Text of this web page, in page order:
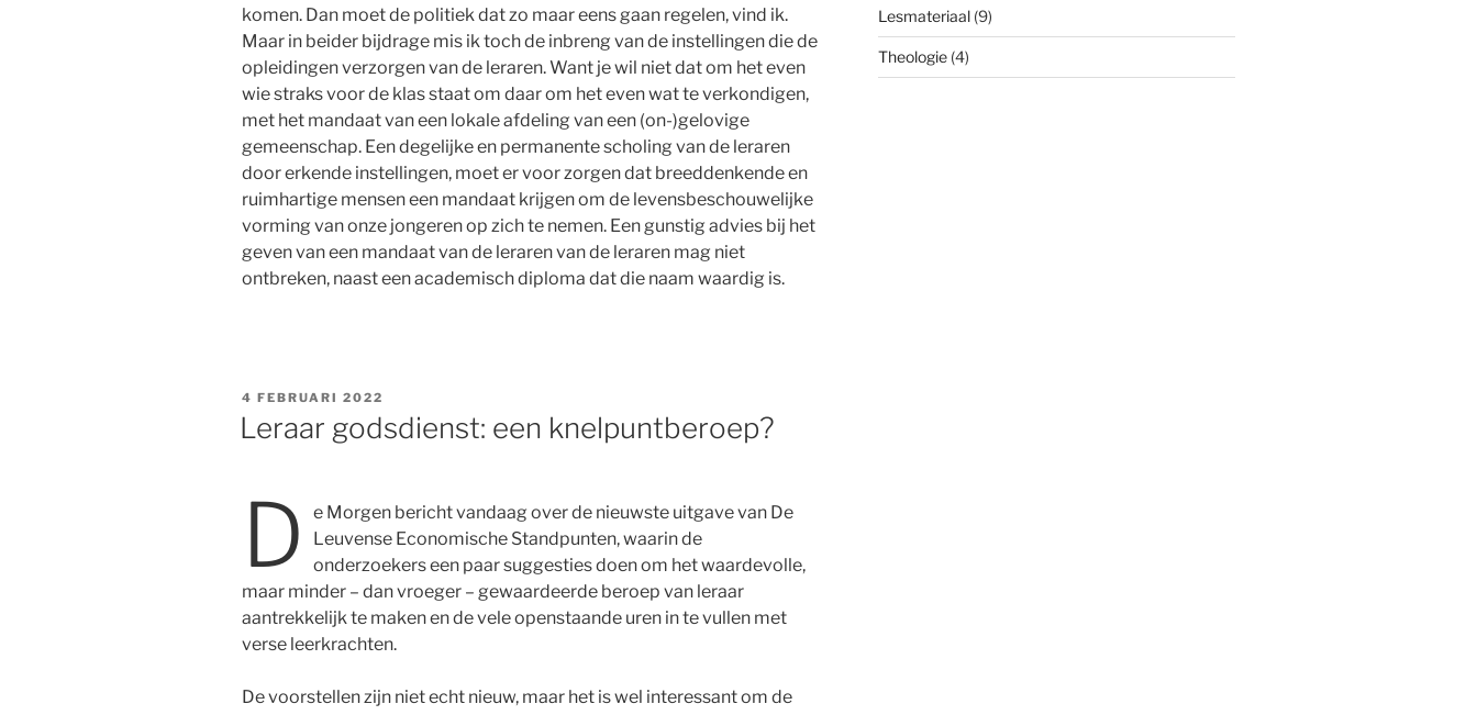
komen. Dan moet de politiek dat zo maar eens gaan regelen, vind ik.
Maar in beider bijdrage mis ik toch de inbreng van de instellingen die de
opleidingen verzorgen van de leraren. Want je wil niet dat om het even
wie straks voor de klas staat om daar om het even wat te verkondigen,
met het mandaat van een lokale afdeling van een (on-)gelovige
gemeenschap. Een degelijke en permanente scholing van de leraren
door erkende instellingen, moet er voor zorgen dat breeddenkende en
ruimhartige mensen een mandaat krijgen om de levensbeschouwelijke
vorming van onze jongeren op zich te nemen. Een gunstig advies bij het
geven van een mandaat van de leraren van de leraren mag niet
ontbreken, naast een academisch diploma dat die naam waardig is.
GEPLAATST
OP
4 FEBRUARI 2022
Leraar godsdienst: een knelpuntberoep?
D
e Morgen bericht vandaag over de nieuwste uitgave van De
Leuvense Economische Standpunten, waarin de
onderzoekers een paar suggesties doen om het waardevolle,
maar minder – dan vroeger – gewaardeerde beroep van leraar
aantrekkelijk te maken en de vele openstaande uren in te vullen met
verse leerkrachten.
De voorstellen zijn niet echt nieuw, maar het is wel interessant om de
Lesmateriaal(9)
Theologie(4)